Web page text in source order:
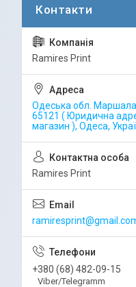
Ramires Print
Одеська обл.
65121 ( Юридична
магазин ), Одеса,
Ramires Print
+380 (68) 482-09-15
Viber/Telegramm